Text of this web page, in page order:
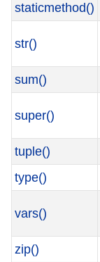
staticmethod()
str()
sum()
super()
tuple()
type()
vars()
zip()